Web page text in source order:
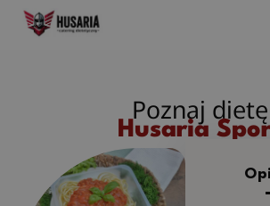
Poznaj dietę
Husaria